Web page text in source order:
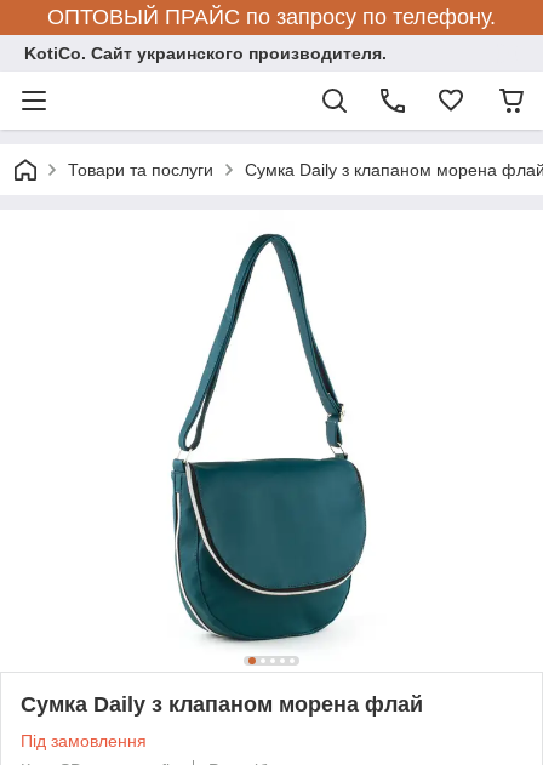
ОПТОВЫЙ ПРАЙС по запросу по телефону.
KotiCo. Сайт украинского производителя.
Товари та послуги Сумка Daily з клапаном морена
Сумка Daily з клапаном морена флай
Під замовлення